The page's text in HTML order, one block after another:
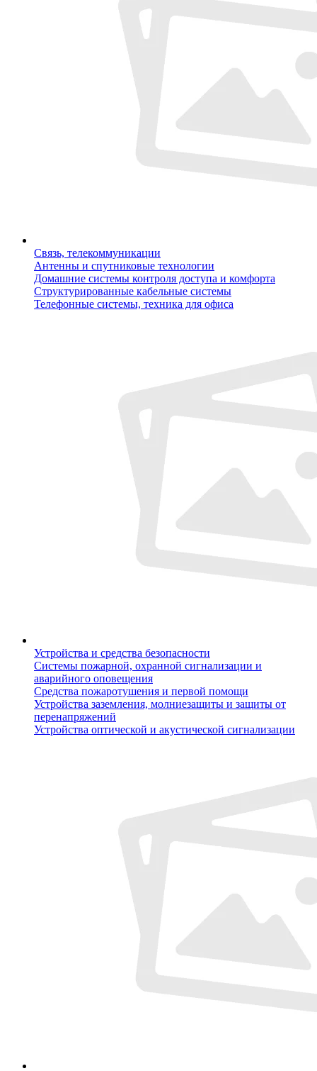
Связь, телекоммуникации
Антенны и спутниковые технологии
Домашние системы контроля доступа и комфорта
Структурированные кабельные системы
Телефонные системы, техника для офиса
Устройства и средства безопасности
Системы пожарной, охранной сигнализации и
аварийного оповещения
Средства пожаротушения и первой помощи
Устройства заземления, молниезащиты и защиты от
перенапряжений
Устройства оптической и акустической сигнализации